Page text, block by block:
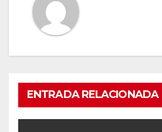
ENTRADA RELACIONADA